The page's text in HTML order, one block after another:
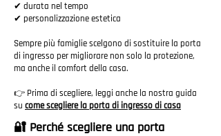
✔ durata nel tempo
✔ personalizzazione estetica
Sempre più famiglie scelgono di sostituire la porta
di ingresso per migliorare non solo la protezione,
ma anche il comfort della casa.
👉 Prima di scegliere, leggi anche la nostra guida
su come scegliere la porta di ingresso di casa
🔐 Perché scegliere una porta